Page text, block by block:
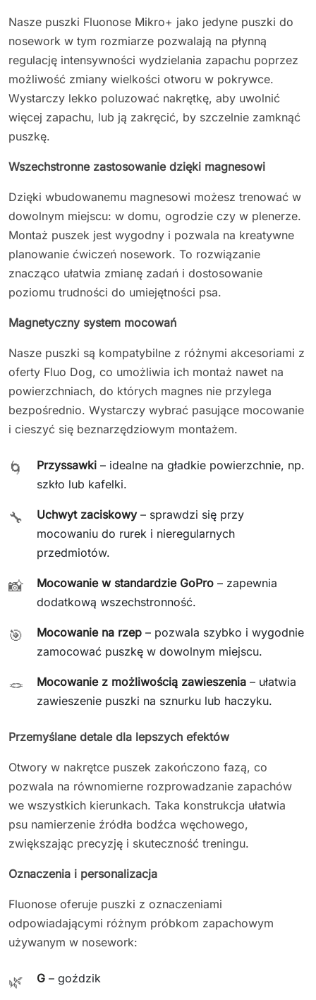
Nasze puszki Fluonose Mikro+ jako jedyne puszki do
nosework w tym rozmiarze pozwalają na płynną
regulację intensywności wydzielania zapachu poprzez
możliwość zmiany wielkości otworu w pokrywce.
Wystarczy lekko poluzować nakrętkę, aby uwolnić
więcej zapachu, lub ją zakręcić, by szczelnie zamknąć
puszkę.
Wszechstronne zastosowanie dzięki magnesowi
Dzięki wbudowanemu magnesowi możesz trenować w
dowolnym miejscu: w domu, ogrodzie czy w plenerze.
Montaż puszek jest wygodny i pozwala na kreatywne
planowanie ćwiczeń nosework. To rozwiązanie
znacząco ułatwia zmianę zadań i dostosowanie
poziomu trudności do umiejętności psa.
Magnetyczny system mocowań
Nasze puszki są kompatybilne z różnymi akcesoriami z
oferty Fluo Dog, co umożliwia ich montaż nawet na
powierzchniach, do których magnes nie przylega
bezpośrednio. Wystarczy wybrać pasujące mocowanie
i cieszyć się beznarzędziowym montażem.
🌀 Przyssawki – idealne na gładkie powierzchnie, np.
szkło lub kafelki.
🔧 Uchwyt zaciskowy– sprawdzi się przy
mocowaniu do rurek i nieregularnych
przedmiotów.
📸 Mocowanie w standardzie GoPro – zapewnia
dodatkową wszechstronność.
🎯 Mocowanie na rzep – pozwala szybko i wygodnie
zamocować puszkę w dowolnym miejscu.
🪢 Mocowanie z możliwością zawieszenia – ułatwia
zawieszenie puszki na sznurku lub haczyku.
Przemyślane detale dla lepszych efektów
Otwory w nakrętce puszek zakończono fazą, co
pozwala na równomierne rozprowadzanie zapachów
we wszystkich kierunkach. Taka konstrukcja ułatwia
psu namierzenie źródła bodźca węchowego,
zwiększając precyzję i skuteczność treningu.
Oznaczenia i personalizacja
Fluonose oferuje puszki z oznaczeniami
odpowiadającymi różnym próbkom zapachowym
używanym w nosework:
🌿 G – goździk